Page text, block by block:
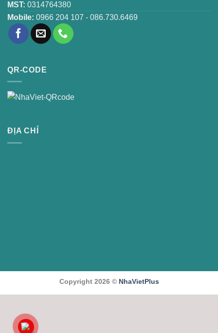
MST: 0314764380
Mobile: 0966 204 107 - 086.730.6469
QR-CODE
ĐỊA CHỈ
Copyright 2026 © NhaVietPlus